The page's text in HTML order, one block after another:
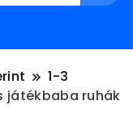
1-3
játékbaba ruhák